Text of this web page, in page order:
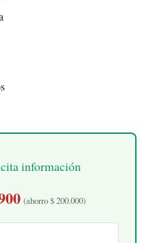
información
(ahorro $ 200.000)